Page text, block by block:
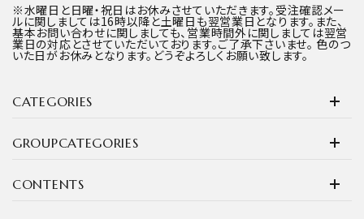
CATEGORIES
GROUPCATEGORIES
CONTENTS
※水曜日と日曜・祝日はお休みさせていただきます。受注確認メー
ルに関しましては16時以降と土曜日も翌営業日となります。また、
基本お問い合わせに関しましても、営業時間外に関しましては翌営
業日の対応とさせていただいております。ご了承下さいませ。 色のつ
いた日がお休みとなります。どうぞよろしくお願い致します。